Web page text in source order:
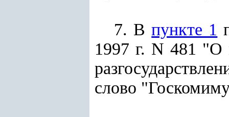
7. Впункте 1
1997 г. N 481 "О
слово